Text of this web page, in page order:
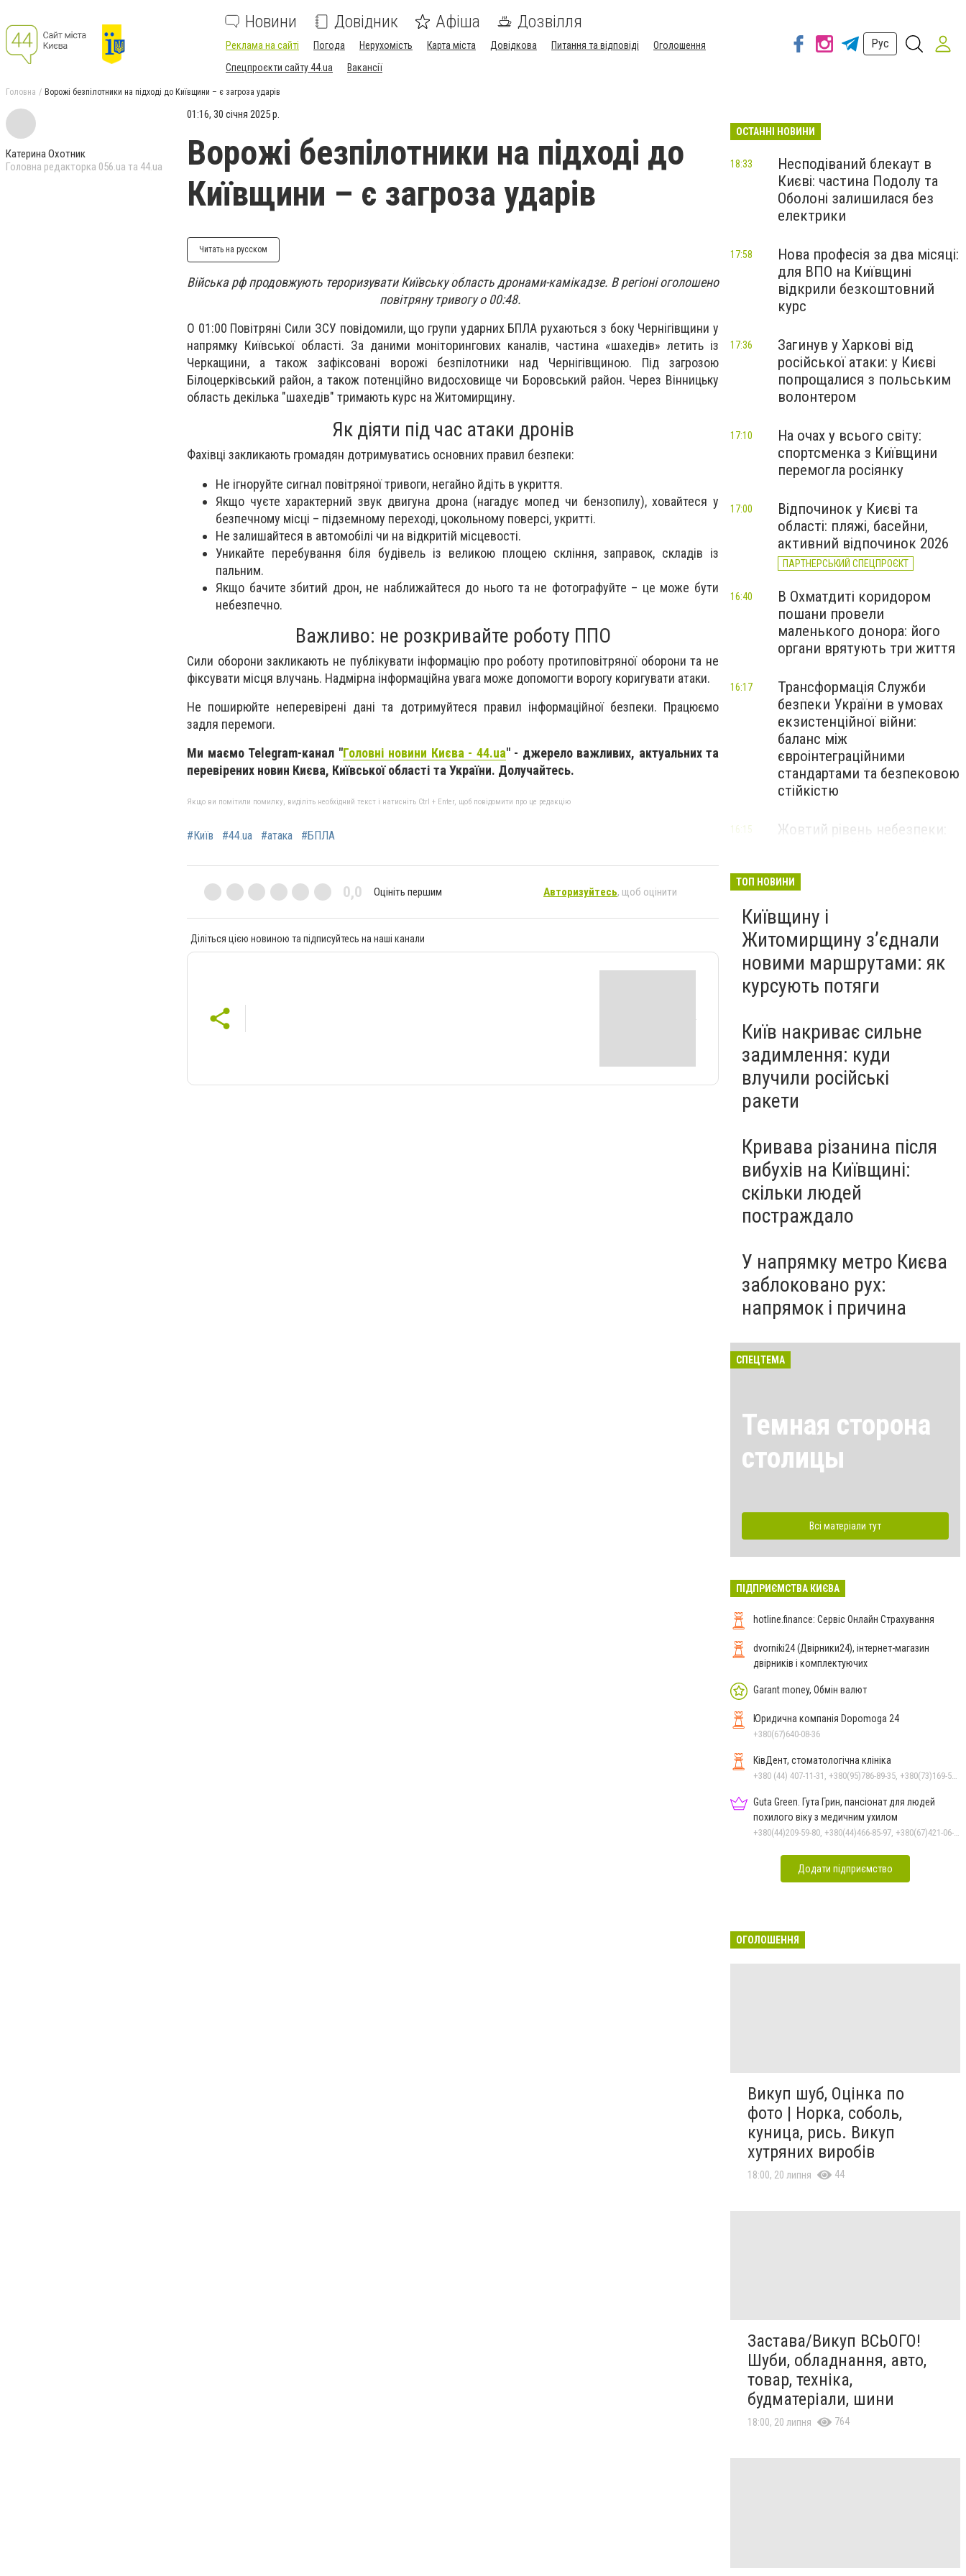
Новини Довідник Афіша Дозвілля
Реклама на сайті Погода Нерухомість Карта міста Довідкова Питання та відповіді
Оголошення
Спецпроєкти сайту 44.ua
Вакансії
Рус
Головна Ворожі безпілотники на підході до Київщини – є загроза ударів
Катерина Охотник
Головна редакторка 056.ua та 44.ua
01:16, 30 січня 2025 р.
Ворожі безпілотники на підході до
Київщини – є загроза ударів
Читать на русском
Війська рф продовжують тероризувати Київську область дронами-камікадзе. В регіоні оголошено
повітряну тривогу о 00:48.
О 01:00 Повітряні Сили ЗСУ повідомили, що групи ударних БПЛА рухаються з боку Чернігівщини у
напрямку Київської області. За даними моніторингових каналів, частина «шахедів» летить із
Черкащини, а також зафіксовані ворожі безпілотники над Чернігівщиною. Під загрозою
Білоцерківський район, а також потенційно видосховище чи Боровський район. Через Вінницьку
область декілька "шахедів" тримають курс на Житомирщину.
Як діяти під час атаки дронів
Фахівці закликають громадян дотримуватись основних правил безпеки:
Не ігноруйте сигнал повітряної тривоги, негайно йдіть в укриття.
Якщо чуєте характерний звук двигуна дрона (нагадує мопед чи бензопилу), ховайтеся у
безпечному місці – підземному переході, цокольному поверсі, укритті.
Не залишайтеся в автомобілі чи на відкритій місцевості.
Уникайте перебування біля будівель із великою площею скління, заправок, складів із
пальним.
Якщо бачите збитий дрон, не наближайтеся до нього та не фотографуйте – це може бути
небезпечно.
Важливо: не розкривайте роботу ППО
Сили оборони закликають не публікувати інформацію про роботу протиповітряної оборони та не
фіксувати місця влучань. Надмірна інформаційна увага може допомогти ворогу коригувати атаки.
Не поширюйте неперевірені дані та дотримуйтеся правил інформаційної безпеки. Працюємо
задля перемоги.
Ми маємо Telegram-канал "Головні новини Києва - 44.ua" - джерело важливих, актуальних та
перевірених новин Києва, Київської області та України. Долучайтесь.
Якщо ви помітили помилку, виділіть необхідний текст і натисніть Ctrl + Enter, щоб повідомити про це редакцію
#Київ #44.ua #атака #БПЛА
0,0 Оцініть першим Авторизуйтесь, щоб оцінити
Діліться цією новиною та підписуйтесь на наші канали
ОСТАННІ НОВИНИ
Несподіваний блекаут в
Києві: частина Подолу та
Оболоні залишилася без
електрики
18:33
Нова професія за два місяці:
для ВПО на Київщині
відкрили безкоштовний
курс
17:58
Загинув у Харкові від
російської атаки: у Києві
попрощалися з польським
волонтером
17:36
На очах у всього світу:
спортсменка з Київщини
перемогла росіянку
17:10
Відпочинок у Києві та
області: пляжі, басейни,
активний відпочинок 2026
ПАРТНЕРСЬКИЙ СПЕЦПРОЄКТ
17:00
В Охматдиті коридором
пошани провели
маленького донора: його
органи врятують три життя
16:40
Трансформація Служби
безпеки України в умовах
екзистенційної війни:
баланс між
євроінтеграційними
стандартами та безпековою
стійкістю
16:17
Жовтий рівень небезпеки:
16:15
ТОП НОВИНИ
Київщину і
Житомирщину з’єднали
новими маршрутами: як
курсують потяги
Київ накриває сильне
задимлення: куди
влучили російські
ракети
Кривава різанина після
вибухів на Київщині:
скільки людей
постраждало
У напрямку метро Києва
заблоковано рух:
напрямок і причина
СПЕЦТЕМА
Темная сторона
столицы
Всі матеріали тут
ПІДПРИЄМСТВА КИЄВА
hotline.finance: Сервіс Онлайн Страхування
dvorniki24 (Двірники24), інтернет-магазин
двірників і комплектуючих
Garant money, Обмін валют
Юридична компанія Dopomoga 24
+380(67)640-08-36
КівДент, стоматологічна клініка
Guta Green. Гута Грин, пансіонат для людей
похилого віку з медичним ухилом
Додати підприємство
ОГОЛОШЕННЯ
Викуп шуб, Оцінка по
фото | Норка, соболь,
куница, рись. Викуп
хутряних виробів
18:00, 20 липня 44
Застава/Викуп ВСЬОГО!
Шуби, обладнання, авто,
товар, техніка,
будматеріали, шини
18:00, 20 липня 764